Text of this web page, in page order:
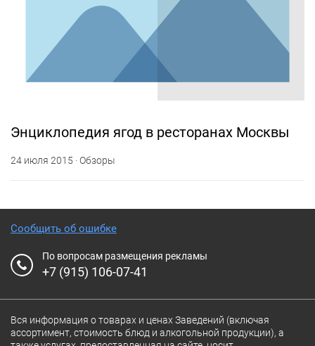
Энциклопедия ягод в ресторанах Москвы
24 июля 2015 · Обзоры
Сообщить об ошибке
По вопросам размещения рекламы
+7 (915) 106-07-41
Вся информация о товарах и ценах Заведений (включая
ассортимент, стоимость блюд и алкогольной продукции), а